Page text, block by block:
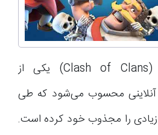
بازی کلش آو کلنز (Clash of Clans) یکی از
آنلاینی محسوب می‌شود که طی
زیادی را مجذوب خود کرده است.